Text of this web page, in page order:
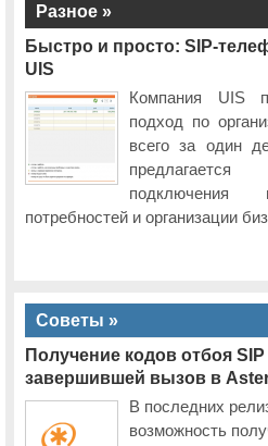
Разное »
Быстро и просто: SIP-
UIS
Компания UIS
подход по
всего за один
предлагается
потребностей и организации
Советы »
Получение кодов отбоя
завершившей вызов в
В последних
возможность